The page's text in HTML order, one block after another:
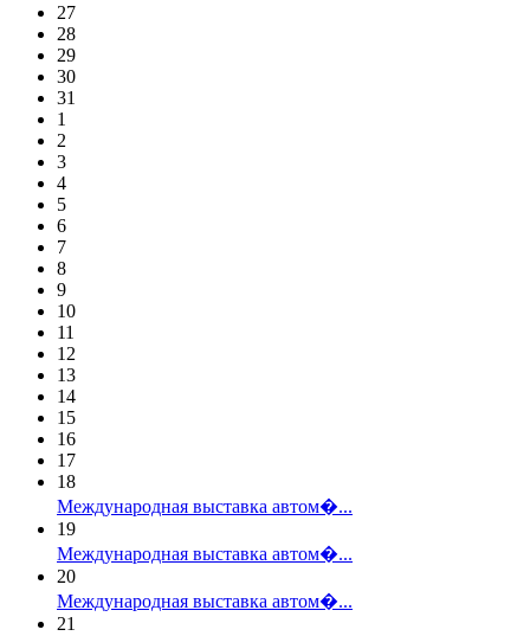
27
28
29
30
31
1
2
3
4
5
6
7
8
9
10
11
12
13
14
15
16
17
18
Международная выставка автом�...
19
Международная выставка автом�...
20
Международная выставка автом�...
21